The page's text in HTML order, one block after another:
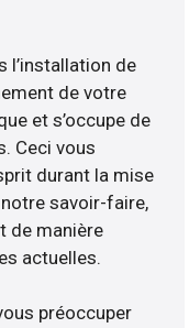
l’installation de
de votre
et s’occupe de
Ceci vous
durant la mise
savoir-faire,
de manière
actuelles.
préoccuper